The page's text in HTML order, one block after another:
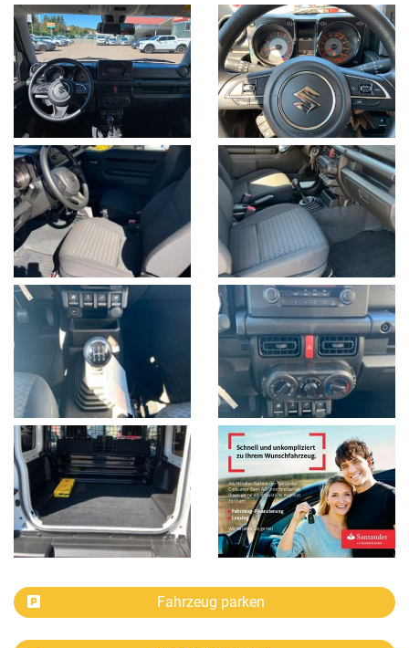
Fahrzeug parken